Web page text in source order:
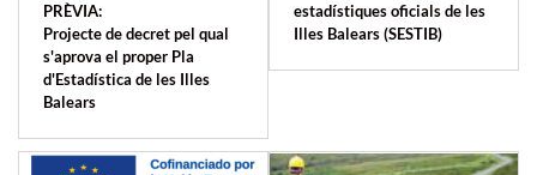
PRÈVIA:
Projecte de decret pel qual
s'aprova el proper Pla
d'Estadística de les Illes
Balears
estadístiques oficials de les
Illes Balears (SESTIB)